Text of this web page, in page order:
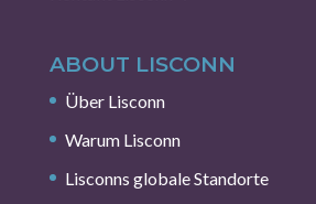
ABOUT LISCONN
Über Lisconn
Warum Lisconn
Lisconns globale Standorte